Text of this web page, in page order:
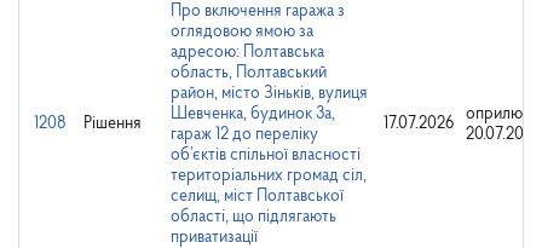
1208 Рішення
Про включення гаража з
оглядовою ямою за
адресою: Полтавська
область, Полтавський
район, місто Зіньків, вулиця
Шевченка, будинок 3а,
гараж 12 до переліку
об’єктів спільної власності
територіальних громад сіл,
селищ, міст Полтавської
області, що підлягають
приватизації
17.07.2026
20.07.2026